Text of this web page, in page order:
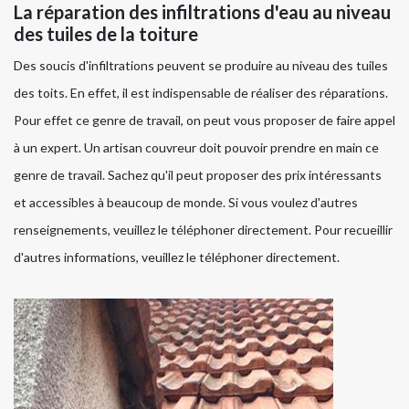
La réparation des infiltrations d'eau au niveau
des tuiles de la toiture
Des soucis d'infiltrations peuvent se produire au niveau des tuiles
des toits. En effet, il est indispensable de réaliser des réparations.
Pour effet ce genre de travail, on peut vous proposer de faire appel
à un expert. Un artisan couvreur doit pouvoir prendre en main ce
genre de travail. Sachez qu'il peut proposer des prix intéressants
et accessibles à beaucoup de monde. Si vous voulez d'autres
renseignements, veuillez le téléphoner directement. Pour recueillir
d'autres informations, veuillez le téléphoner directement.